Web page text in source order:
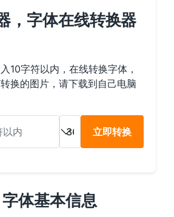
，字体在线转换器
10字符以内，在线转换字体，
换的图片，请下载到自己电脑
立即转换
体基本信息